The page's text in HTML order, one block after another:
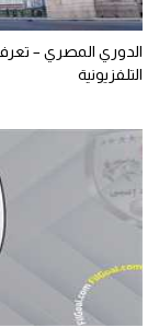
الدوري المصري –
التلفزيونية